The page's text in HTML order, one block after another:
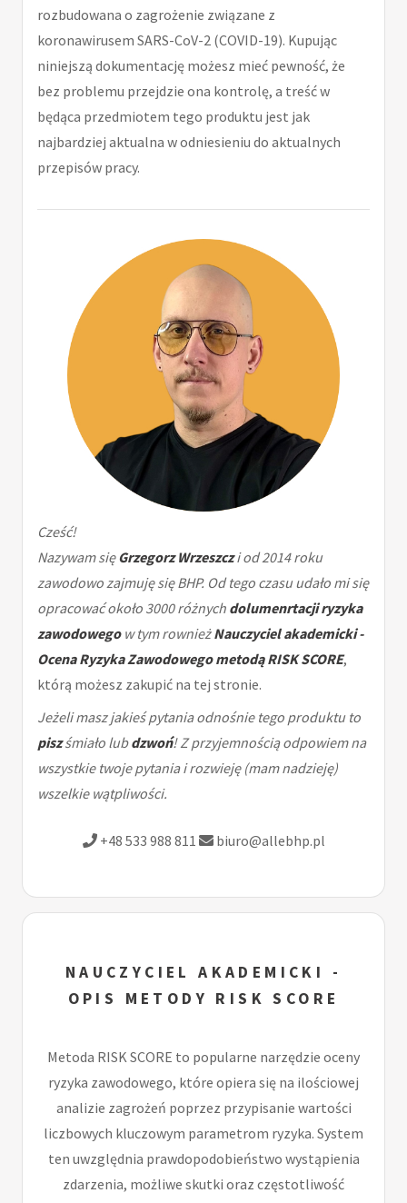
rozbudowana o zagrożenie związane z
koronawirusem SARS-CoV-2 (COVID-19). Kupując
niniejszą dokumentację możesz mieć pewność, że
bez problemu przejdzie ona kontrolę, a treść w
będąca przedmiotem tego produktu jest jak
najbardziej aktualna w odniesieniu do aktualnych
przepisów pracy.
Cześć!
Nazywam sięGrzegorz Wrzeszczi od 2014 roku
zawodowo zajmuję się BHP. Od tego czasu udało mi się
opracować około 3000 różnych dolumenrtacji ryzyka
zawodowegow tym rownieżNauczyciel akademicki -
Ocena Ryzyka Zawodowego metodą RISK SCORE,
którą możesz zakupić na tej stronie.
Jeżeli masz jakieś pytania odnośnie tego produktu to
piszśmiało lubdzwoń! Z przyjemnością odpowiem na
wszystkie twoje pytania i rozwieję (mam nadzieję)
wszelkie wątpliwości.
+48 533 988 811 biuro@allebhp.pl
NAUCZYCIEL AKADEMICKI -
OPIS METODY RISK SCORE
Metoda RISK SCORE to popularne narzędzie oceny
ryzyka zawodowego, które opiera się na ilościowej
analizie zagrożeń poprzez przypisanie wartości
liczbowych kluczowym parametrom ryzyka. System
ten uwzględnia prawdopodobieństwo wystąpienia
zdarzenia, możliwe skutki oraz częstotliwość